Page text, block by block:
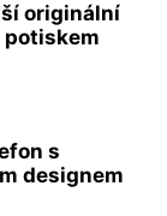
originální
s
designem